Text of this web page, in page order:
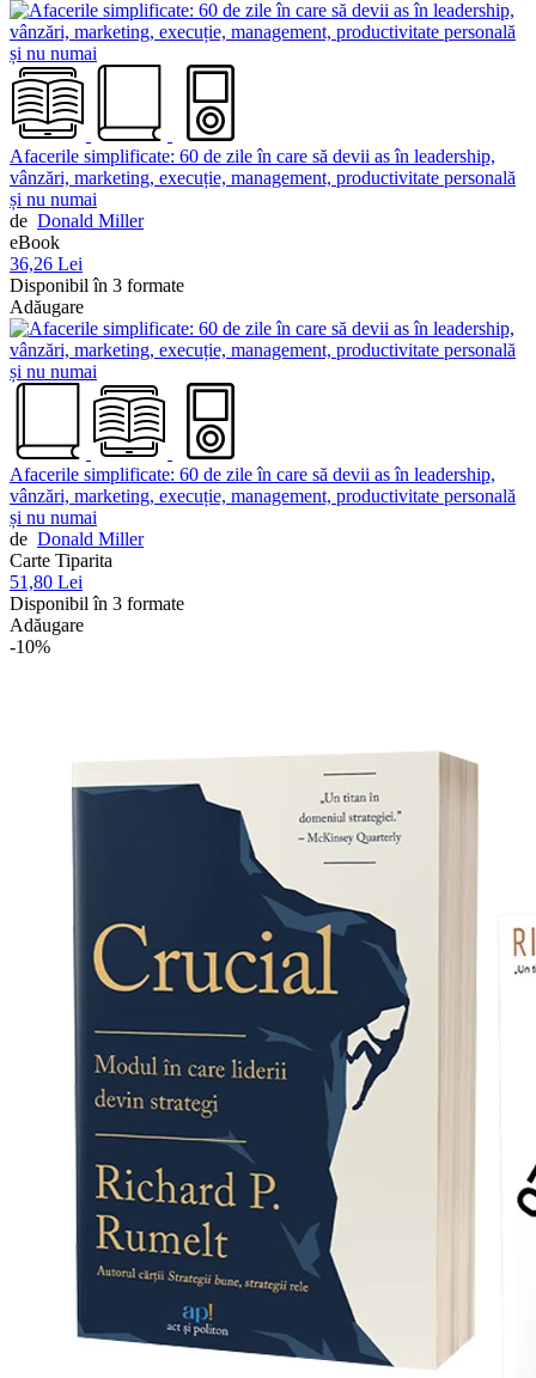
Afacerile simplificate: 60 de zile în care să devii as în leadership,
vânzări, marketing, execuție, management, productivitate personală
și nu numai
de Donald Miller
eBook
36,26 Lei
Disponibil în 3 formate
Adăugare
Afacerile simplificate: 60 de zile în care să devii as în leadership,
vânzări, marketing, execuție, management, productivitate personală
și nu numai
de Donald Miller
Carte Tiparita
51,80 Lei
Disponibil în 3 formate
Adăugare
-10%